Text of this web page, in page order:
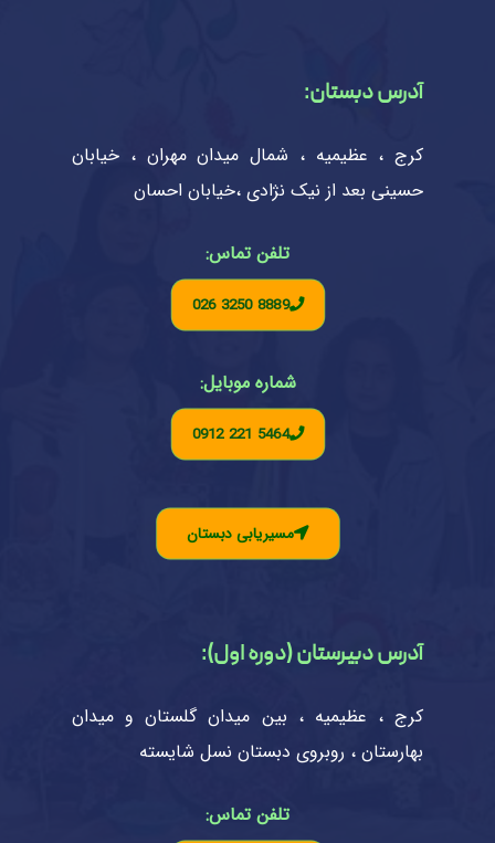
آدرس دبستان:
کرج ، عظیمیه ، شمال میدان مهران ، خیابان
حسینی بعد از نیک نژادی ،خیابان احسان
تلفن تماس:
026 3250 8889
شماره موبایل:
0912 221 5464
مسیریابی دبستان
آدرس دبیرستان (دوره اول):
کرج ، عظیمیه ، بین میدان گلستان و میدان
بهارستان ، روبروی دبستان نسل شایسته
تلفن تماس: